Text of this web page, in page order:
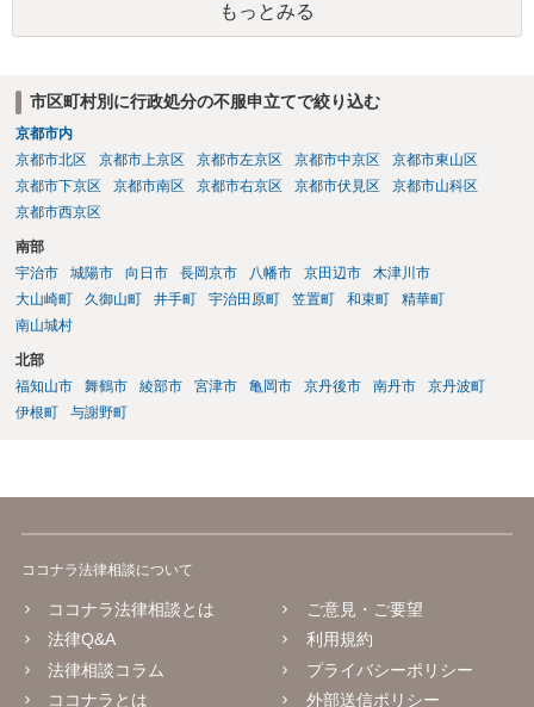
もっとみる
市区町村別に行政処分の不服申立てで絞り込む
京都市内
京都市北区
京都市上京区 京都市左京区 京都市中京区
京都市東山区
京都市下京区
京都市南区 京都市右京区 京都市伏見区
京都市山科区
京都市西京区
南部
宇治市
城陽市 向日市 長岡京市 八幡市 京田辺市
木津川市
大山崎町
久御山町 井手町 宇治田原町 笠置町 和束町
精華町
南山城村
北部
福知山市
舞鶴市 綾部市 宮津市 亀岡市 京丹後市 南丹市
京丹波町
伊根町
与謝野町
ココナラ法律相談について
ココナラ法律相談とは
法律Q&A
法律相談コラム
ココナラとは
ご意見・ご要望
利用規約
プライバシーポリシー
外部送信ポリシー